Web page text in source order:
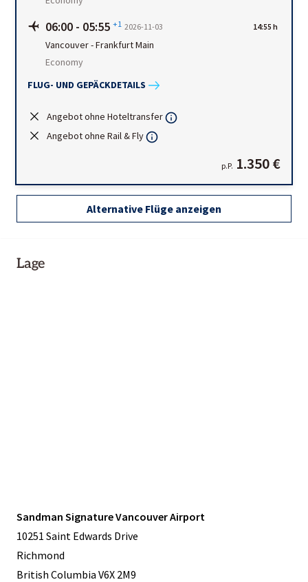
06:00 - 05:55 +1 2026-11-03 14:55 h
Vancouver-Frankfurt Main
Economy
FLUG- UND GEPÄCKDETAILS
Angebot ohne Hoteltransfer
Angebot ohne Rail & Fly
p.P. 1.350 €
Alternative Flüge anzeigen
Lage
Sandman Signature Vancouver Airport
10251 Saint Edwards Drive
Richmond
British Columbia V6X 2M9